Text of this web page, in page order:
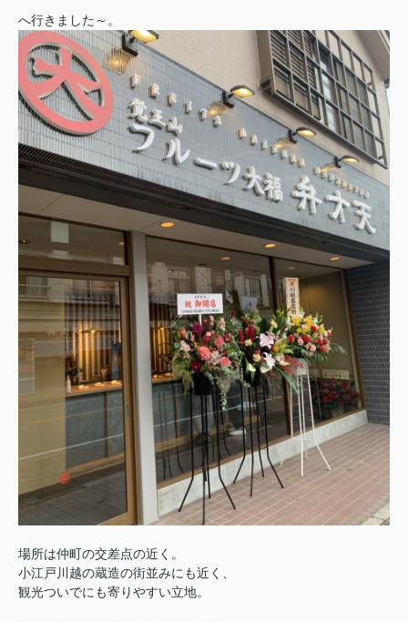
へ行きました～。
場所は仲町の交差点の近く。
小江戸川越の蔵造の街並みにも近く、
観光ついでにも寄りやすい立地。